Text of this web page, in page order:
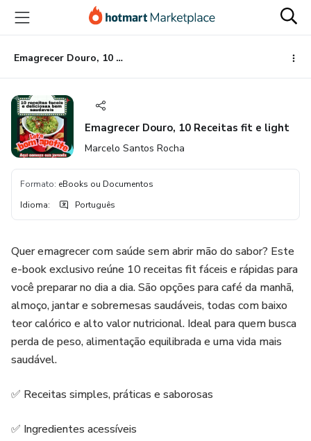
para
conteúdo
principal
para
pagamento
para
rodapé
Emagrecer Douro, 10 Receitas fit e light
Emagrecer Douro, 10 Receitas fit e light
Marcelo Santos Rocha
Formato: eBooks ou Documentos
Idioma: Português
Quer emagrecer com saúde sem abrir mão do sabor? Este
e-book exclusivo reúne 10 receitas fit fáceis e rápidas para
você preparar no dia a dia. São opções para café da manhã,
almoço, jantar e sobremesas saudáveis, todas com baixo
teor calórico e alto valor nutricional. Ideal para quem busca
perda de peso, alimentação equilibrada e uma vida mais
saudável.
✅ Receitas simples, práticas e saborosas
✅ Ingredientes acessíveis